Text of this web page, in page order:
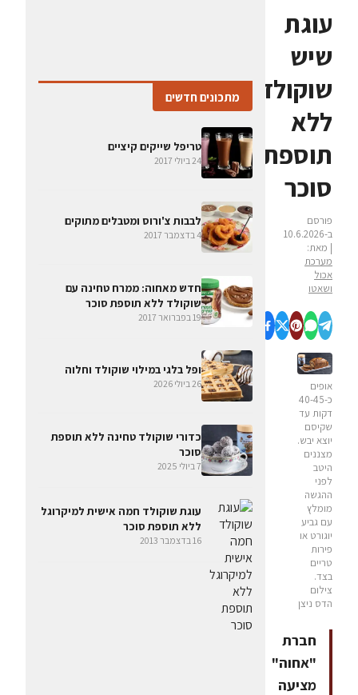
עוגת
שיש
שוקולד
ללא
תוספת
סוכר
פורסם
ב-10.6.2026
| מאת:
מערכת
אכול
ושאטו
אופים
כ-40-45
דקות עד
שקיסם
יוצא יבש.
מצננים
היטב
לפני
ההגשה
מומלץ
עם גביע
יוגורט או
פירות
טריים
בצד.
צילום
הדס ניצן
חברת
"אחוה"
מציעה
מתכונים חדשים
טריפל שייקים קיציים
24 ביולי 2017
לבבות צ'ורוס ומטבלים מתוקים
4 בדצמבר 2017
חדש מאחוה: ממרח טחינה עם
שוקולד ללא תוספת סוכר
19 בפברואר 2017
ופל בלגי במילוי שוקולד וחלוה
26 ביולי 2026
כדורי שוקולד טחינה ללא תוספת
סוכר
7 ביולי 2025
עוגת שוקולד חמה אישית למיקרוגל
ללא תוספת סוכר
16 בדצמבר 2013